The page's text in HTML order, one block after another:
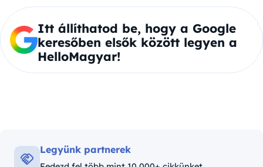
Itt állíthatod be, hogy a Google
keresőben elsők között legyen a
HelloMagyar!
Legyünk partnerek